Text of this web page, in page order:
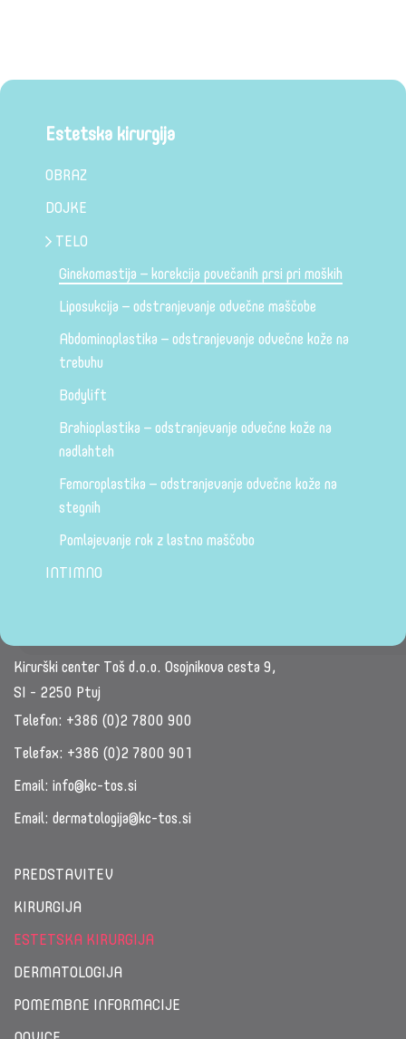
Estetska kirurgija
OBRAZ
DOJKE
TELO
Ginekomastija – korekcija povečanih prsi pri moških
Liposukcija – odstranjevanje odvečne maščobe
Abdominoplastika – odstranjevanje odvečne kože na
trebuhu
Bodylift
Brahioplastika – odstranjevanje odvečne kože na
nadlahteh
Femoroplastika – odstranjevanje odvečne kože na
stegnih
Pomlajevanje rok z lastno maščobo
INTIMNO
Kirurški center Toš d.o.o. Osojnikova cesta 9,
SI - 2250 Ptuj
Telefon: +386 (0)2 7800 900
Telefax: +386 (0)2 7800 901
Email: info@kc-tos.si
Email: dermatologija@kc-tos.si
PREDSTAVITEV
KIRURGIJA
ESTETSKA KIRURGIJA
DERMATOLOGIJA
POMEMBNE INFORMACIJE